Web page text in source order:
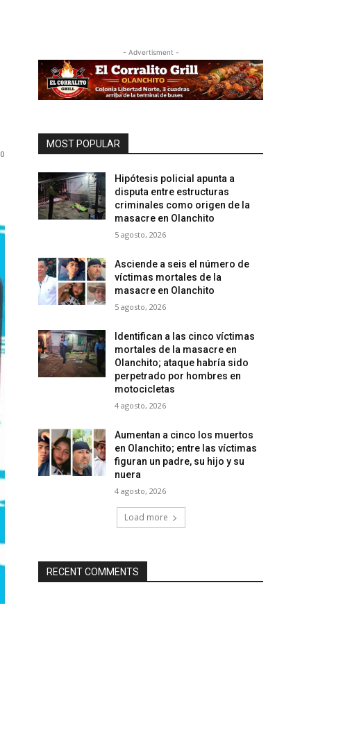
0
- Advertisment -
MOST POPULAR
Hipótesis policial apunta a
disputa entre estructuras
criminales como origen de la
masacre en Olanchito
5 agosto, 2026
Asciende a seis el número de
víctimas mortales de la
masacre en Olanchito
5 agosto, 2026
Identifican a las cinco víctimas
mortales de la masacre en
Olanchito; ataque habría sido
perpetrado por hombres en
motocicletas
4 agosto, 2026
Aumentan a cinco los muertos
en Olanchito; entre las víctimas
figuran un padre, su hijo y su
nuera
4 agosto, 2026
Load more
RECENT COMMENTS